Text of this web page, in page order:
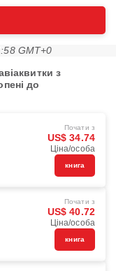
GMT+0
з
до
Почати з
US$ 34.74
Ціна/особа
книга
Почати з
US$ 40.72
Ціна/особа
книга